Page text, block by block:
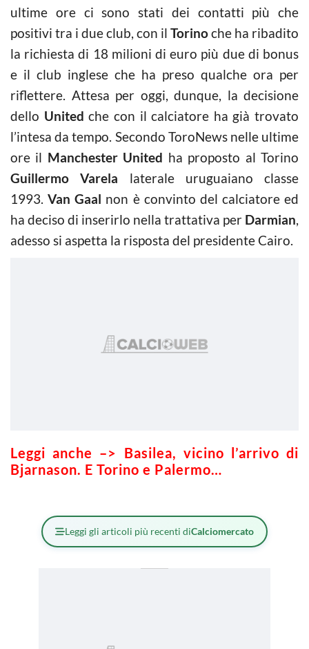
ultime ore ci sono stati dei contatti più che
positivi tra i due club, con il Torinoche ha ribadito
la richiesta di 18 milioni di euro più due di bonus
e il club inglese che ha preso qualche ora per
riflettere. Attesa per oggi, dunque, la decisione
dello United che con il calciatore ha già trovato
l’intesa da tempo. Secondo ToroNews nelle ultime
ore il Manchester United ha proposto al Torino
Guillermo Varela laterale uruguaiano classe
1993.Van Gaal non è convinto del calciatore ed
ha deciso di inserirlo nella trattativa per Darmian,
adesso si aspetta la risposta del presidente Cairo.
Leggi anche –> Basilea, vicino l’arrivo di
Bjarnason. E Torino e Palermo…
Leggi gli articoli più recenti diCalciomercato